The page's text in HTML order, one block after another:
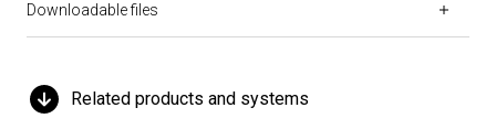
Downloadable files
Related products and systems